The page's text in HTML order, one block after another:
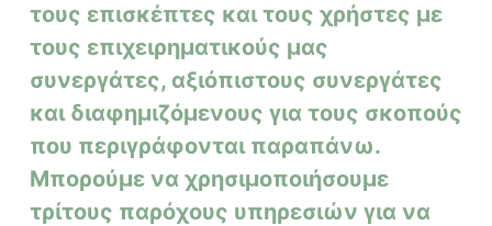
τους επισκέπτες και τους χρήστες με
τους επιχειρηματικούς μας
συνεργάτες, αξιόπιστους συνεργάτες
και διαφημιζόμενους για τους σκοπούς
που περιγράφονται παραπάνω.
Μπορούμε να χρησιμοποιήσουμε
τρίτους παρόχους υπηρεσιών για να